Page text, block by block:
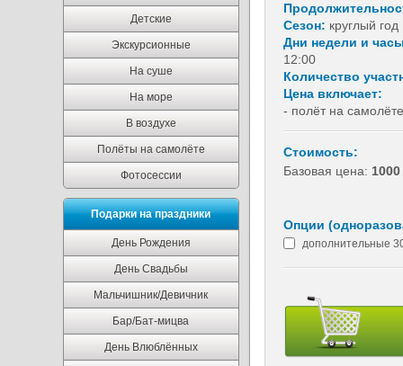
Детские
Экскурсионные
На суше
На море
В воздухе
Полёты на самолёте
Фотосессии
Подарки на праздники
День Рождения
День Свадьбы
Мальчишник/Девичник
Бар/Бат-мицва
День Влюблённых
Сезон: круглый год
Дни недели и
12:00
Количество
Цена включает:
- полёт на
Стоимость:
Базовая цена:
Опции
дополнительные